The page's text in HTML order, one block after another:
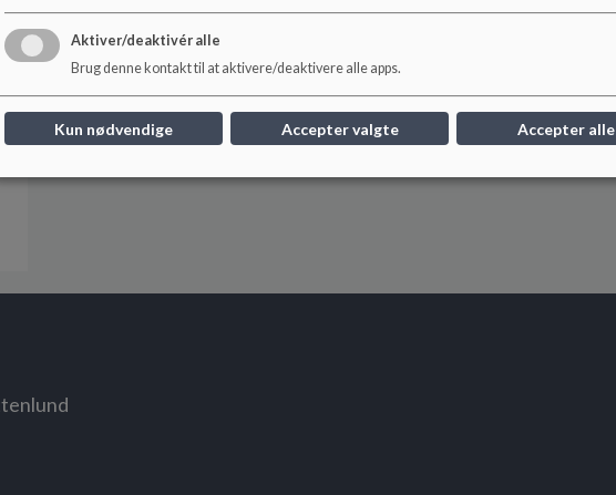
Referat 17. juni 2025
Aktiver/deaktivér alle
Brug denne kontakt til at aktivere/deaktivere alle apps.
Kun nødvendige Accepter valgte Accepter alle